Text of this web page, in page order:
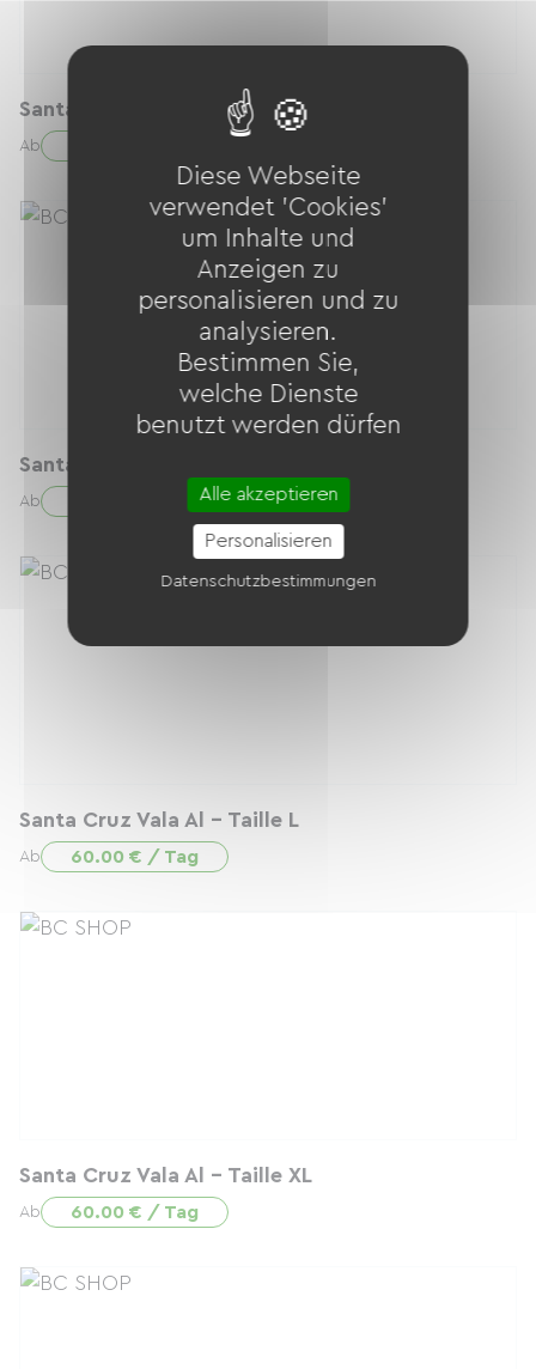
Santa Cruz Vala Al - Taille S
Ab
Santa Cruz Vala Al - Taille M
Ab
Santa Cruz Vala Al - Taille L
Ab 60.00 € / Tag
Santa Cruz Vala Al - Taille XL
Ab 60.00 € / Tag
Diese Webseite
verwendet 'Cookies'
um Inhalte und
Anzeigen zu
personalisieren und zu
analysieren.
Bestimmen Sie,
welche Dienste
benutzt werden dürfen
Alle akzeptieren
Personalisieren
Datenschutzbestimmungen